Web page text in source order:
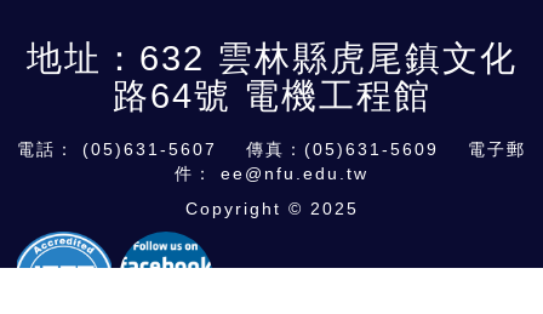
地址：632 雲林縣虎尾鎮文化
路64號 電機工程館
電話： (05)631-5607
傳真：(05)631-5609 電子郵
件： ee@nfu.edu.tw
Copyright © 2025